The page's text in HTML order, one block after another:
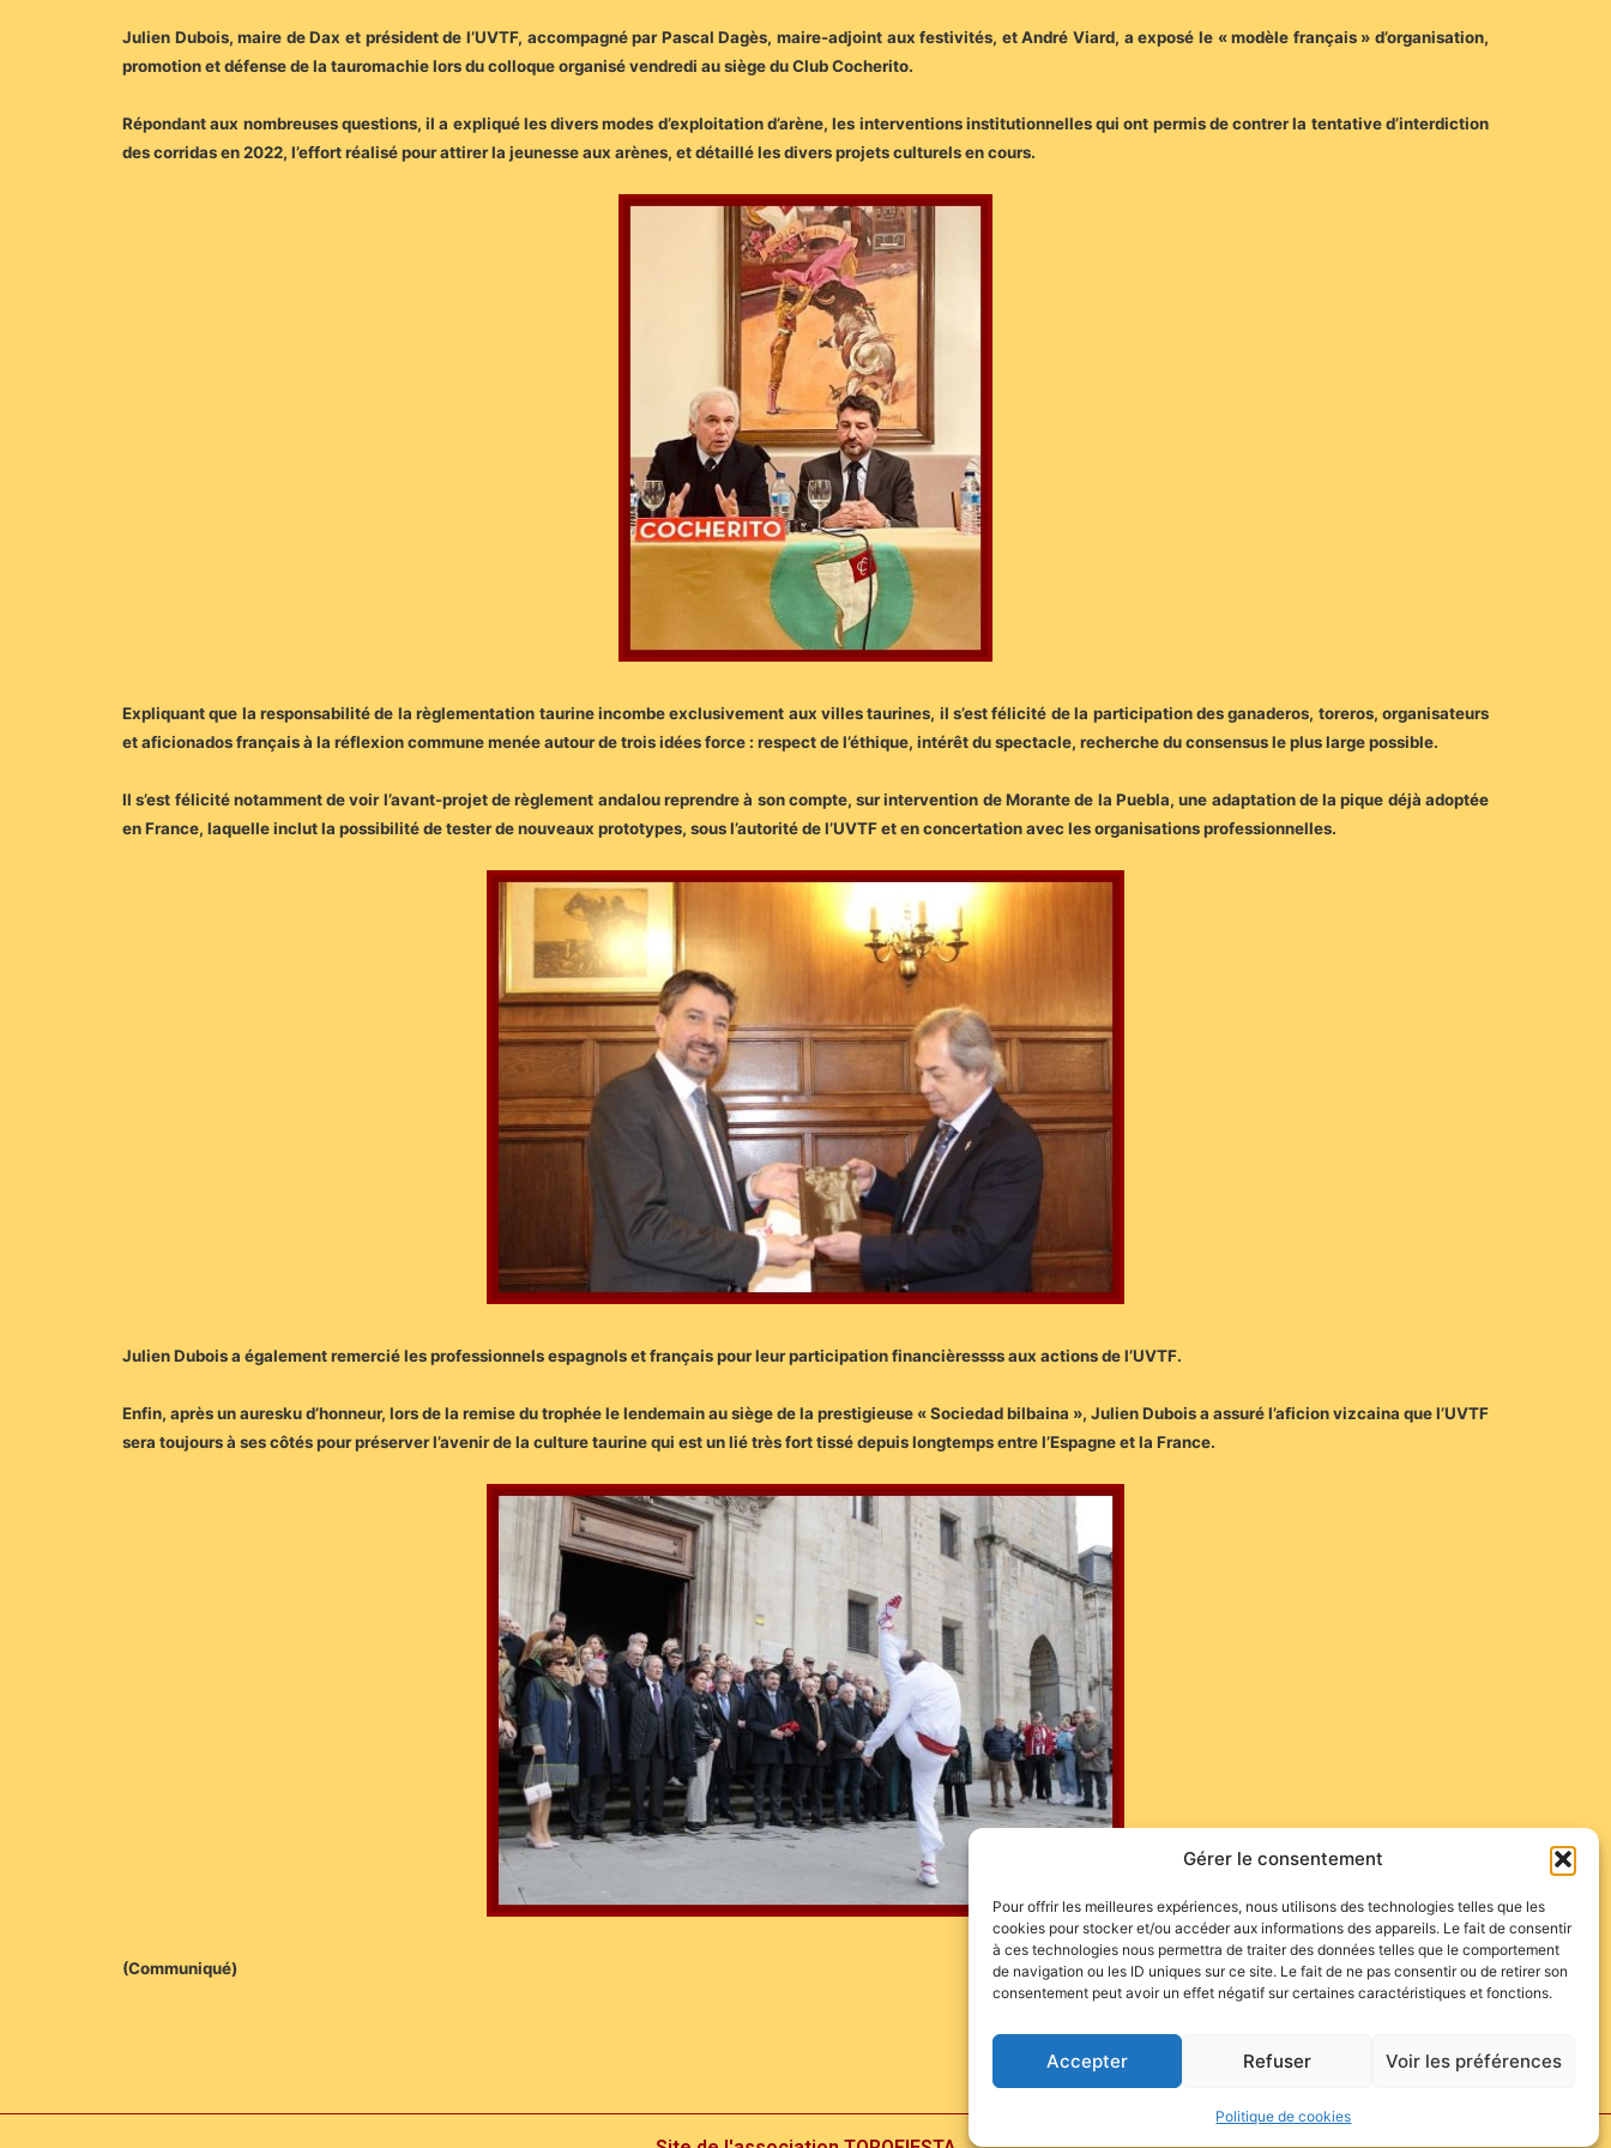
Gérer le consentement
Pour offrir les meilleures expériences, nous utilisons des technologies telles que les
cookies pour stocker et/ou accéder aux informations des appareils. Le fait de consentir
à ces technologies nous permettra de traiter des données telles que le comportement
de navigation ou les ID uniques sur ce site. Le fait de ne pas consentir ou de retirer son
consentement peut avoir un effet négatif sur certaines caractéristiques et fonctions.
Accepter Refuser Voir les préférences
Politique de cookies
Julien Dubois, maire de Dax et président de l’UVTF, accompagné par Pascal Dagès, maire-adjoint aux festivités, et André Viard, a exposé le « modèle français » d’organisation,
promotion et défense de la tauromachie lors du colloque organisé vendredi au siège du Club Cocherito.
Répondant aux nombreuses questions, il a expliqué les divers modes d’exploitation d’arène, les interventions institutionnelles qui ont permis de contrer la tentative d’interdiction
des corridas en 2022, l’effort réalisé pour attirer la jeunesse aux arènes, et détaillé les divers projets culturels en cours.
Expliquant que la responsabilité de la règlementation taurine incombe exclusivement aux villes taurines, il s’est félicité de la participation des ganaderos, toreros, organisateurs
et aficionados français à la réflexion commune menée autour de trois idées force : respect de l’éthique, intérêt du spectacle, recherche du consensus le plus large possible.
Il s’est félicité notamment de voir l’avant-projet de règlement andalou reprendre à son compte, sur intervention de Morante de la Puebla, une adaptation de la pique déjà adoptée
en France, laquelle inclut la possibilité de tester de nouveaux prototypes, sous l’autorité de l’UVTF et en concertation avec les organisations professionnelles.
Julien Dubois a également remercié les professionnels espagnols et français pour leur participation financièressss aux actions de l’UVTF.
Enfin, après un auresku d’honneur, lors de la remise du trophée le lendemain au siège de la prestigieuse « Sociedad bilbaina », Julien Dubois a assuré l’aficion vizcaina que l’UVTF
sera toujours à ses côtés pour préserver l’avenir de la culture taurine qui est un lié très fort tissé depuis longtemps entre l’Espagne et la France.
(Communiqué)